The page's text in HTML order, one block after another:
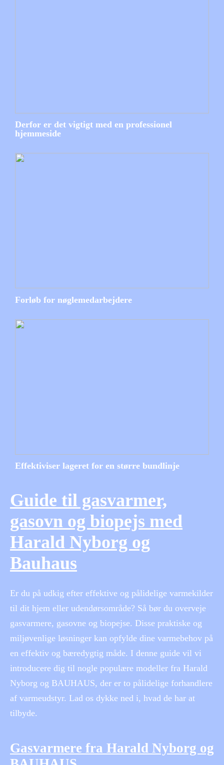
Derfor er det vigtigt med en professionel
hjemmeside
Forløb for nøglemedarbejdere
Effektiviser lageret for en større bundlinje
Guide til gasvarmer,
gasovn og biopejs med
Harald Nyborg og
Bauhaus
Er du på udkig efter effektive og pålidelige varmekilder
til dit hjem eller udendørsområde? Så bør du overveje
gasvarmere, gasovne og biopejse. Disse praktiske og
miljøvenlige løsninger kan opfylde dine varmebehov på
en effektiv og bæredygtig måde. I denne guide vil vi
introducere dig til nogle populære modeller fra Harald
Nyborg og BAUHAUS, der er to pålidelige forhandlere
af varmeudstyr. Lad os dykke ned i, hvad de har at
tilbyde.
Gasvarmere fra Harald Nyborg og